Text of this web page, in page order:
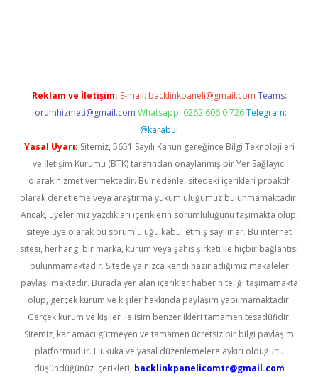
Reklam ve İletişim: E-mail: backlinkpaneli@gmail.com Teams:
forumhizmeti@gmail.com Whatsapp: 0262 606 0 726 Telegram:
@karabul
Yasal Uyarı: Sitemiz, 5651 Sayılı Kanun gereğince Bilgi Teknolojileri
ve İletişim Kurumu (BTK) tarafından onaylanmış bir Yer Sağlayıcı
olarak hizmet vermektedir. Bu nedenle, sitedeki içerikleri proaktif
olarak denetleme veya araştırma yükümlülüğümüz bulunmamaktadır.
Ancak, üyelerimiz yazdıkları içeriklerin sorumluluğunu taşımakta olup,
siteye üye olarak bu sorumluluğu kabul etmiş sayılırlar. Bu internet
sitesi, herhangi bir marka, kurum veya şahıs şirketi ile hiçbir bağlantısı
bulunmamaktadır. Sitede yalnızca kendi hazırladığımız makaleler
paylaşılmaktadır. Burada yer alan içerikler haber niteliği taşımamakta
olup, gerçek kurum ve kişiler hakkında paylaşım yapılmamaktadır.
Gerçek kurum ve kişiler ile isim benzerlikleri tamamen tesadüfidir.
Sitemiz, kar amacı gütmeyen ve tamamen ücretsiz bir bilgi paylaşım
platformudur. Hukuka ve yasal düzenlemelere aykırı olduğunu
düşündüğünüz içerikleri, backlinkpanelicomtr@gmail.com